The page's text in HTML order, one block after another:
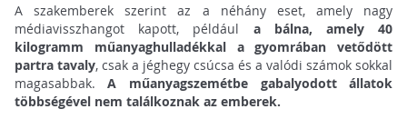
A szakemberek szerint az a néhány eset, amely nagy
médiavisszhangot kapott, például a bálna, amely 40
kilogramm műanyaghulladékkal a gyomrában vetődött
partra tavaly, csak a jéghegy csúcsa és a valódi számok sokkal
magasabbak.A műanyagszemétbe gabalyodott állatok
többségével nem találkoznak az emberek.